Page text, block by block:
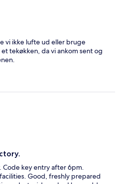
vi ikke lufte ud eller bruge
tekøkken, da vi ankom sent og
key entry after 6pm.
Good, freshly prepared